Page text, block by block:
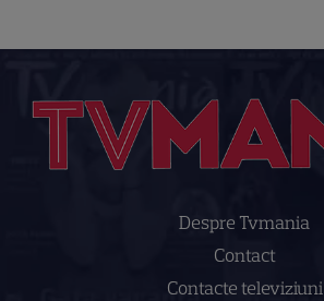
Despre Tvmania
Contact
Contacte televiziuni